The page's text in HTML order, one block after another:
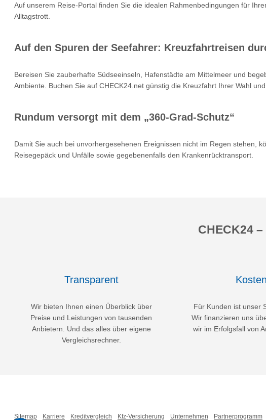
Auf unserem Reise-Portal finden Sie die idealen Rahmenbedingungen für
Alltagstrott.
Auf den Spuren der Seefahrer: Kreuzfahrtreisen
Bereisen Sie zauberhafte Südseeinseln, Hafenstädte am Mittelmeer und
Ambiente. Buchen Sie auf CHECK24.net günstig die Kreuzfahrt Ihrer Wahl
Rundum versorgt mit dem „360-Grad-Schutz“
Damit Sie auch bei unvorhergesehenen Ereignissen nicht im Regen stehen,
Reisegepäck und Unfälle sowie gegebenenfalls den Krankenrücktransport.
CHECK24
Transparent
Wir bieten Ihnen einen Überblick über
Preise und Leistungen von tausenden
Anbietern. Und das alles über eigene
Vergleichsrechner.
Für Kunden ist unser
Wir finanzieren uns
wir im Erfolgsfall von
Sitemap Karriere Kreditvergleich Kfz-Versicherung Unternehmen Partnerprogramm